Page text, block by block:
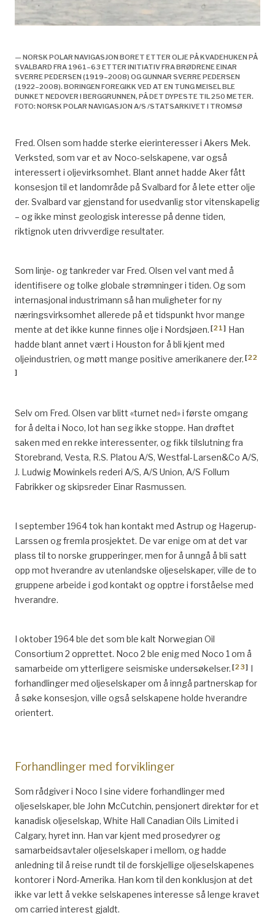
— NORSK POLAR NAVIGASJON BORET ETTER OLJE PÅ KVADEHUKEN PÅ
SVALBARD FRA 1961–63 ETTER INITIATIV FRA BRØDRENE EINAR
SVERRE PEDERSEN (1919–2008) OG GUNNAR SVERRE PEDERSEN
(1922–2008). BORINGEN FOREGIKK VED AT EN TUNG MEISEL BLE
DUNKET NEDOVER I BERGGRUNNEN, PÅ DET DYPESTE TIL 250 METER.
FOTO: NORSK POLAR NAVIGASJON A/S /STATSARKIVET I TROMSØ
Fred. Olsen som hadde sterke eierinteresser i Akers Mek.
Verksted, som var et av Noco-selskapene, var også
interessert i oljevirksomhet. Blant annet hadde Aker fått
konsesjon til et landområde på Svalbard for å lete etter olje
der. Svalbard var gjenstand for usedvanlig stor vitenskapelig
– og ikke minst geologisk interesse på denne tiden,
riktignok uten drivverdige resultater.
Som linje- og tankreder var Fred. Olsen vel vant med å
identifisere og tolke globale strømninger i tiden. Og som
internasjonal industrimann så han muligheter for ny
næringsvirksomhet allerede på et tidspunkt hvor mange
mente at det ikke kunne finnes olje i Nordsjøen. [21] Han
hadde blant annet vært i Houston for å bli kjent med
oljeindustrien, og møtt mange positive amerikanere der. [22
]
Selv om Fred. Olsen var blitt «turnet ned» i første omgang
for å delta i Noco, lot han seg ikke stoppe. Han drøftet
saken med en rekke interessenter, og fikk tilslutning fra
Storebrand, Vesta, R.S. Platou A/S, Westfal-Larsen&Co A/S,
J. Ludwig Mowinkels rederi A/S, A/S Union, A/S Follum
Fabrikker og skipsreder Einar Rasmussen.
I september 1964 tok han kontakt med Astrup og Hagerup-
Larssen og fremla prosjektet. De var enige om at det var
plass til to norske grupperinger, men for å unngå å bli satt
opp mot hverandre av utenlandske oljeselskaper, ville de to
gruppene arbeide i god kontakt og opptre i forståelse med
hverandre.
I oktober 1964 ble det som ble kalt Norwegian Oil
Consortium 2 opprettet. Noco 2 ble enig med Noco 1 om å
samarbeide om ytterligere seismiske undersøkelser. [23] I
forhandlinger med oljeselskaper om å inngå partnerskap for
å søke konsesjon, ville også selskapene holde hverandre
orientert.
Forhandlinger med forviklinger
Som rådgiver i Noco I sine videre forhandlinger med
oljeselskaper, ble John McCutchin, pensjonert direktør for et
kanadisk oljeselskap, White Hall Canadian Oils Limited i
Calgary, hyret inn. Han var kjent med prosedyrer og
samarbeidsavtaler oljeselskaper i mellom, og hadde
anledning til å reise rundt til de forskjellige oljeselskapenes
kontorer i Nord-Amerika. Han kom til den konklusjon at det
ikke var lett å vekke selskapenes interesse så lenge kravet
om carried interest gjaldt.